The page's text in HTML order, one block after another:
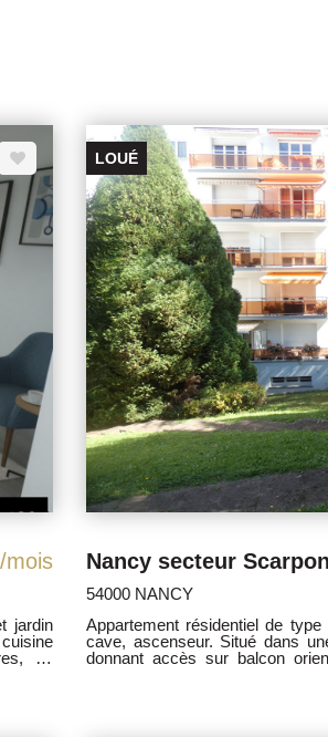
mois
un
LOUÉ
54000 NANCY
Appartement résidentiel de
cave, ascenseur. Situé dans une résidence sécurisée, il se compose d'un séjour
donnant accès sur balcon